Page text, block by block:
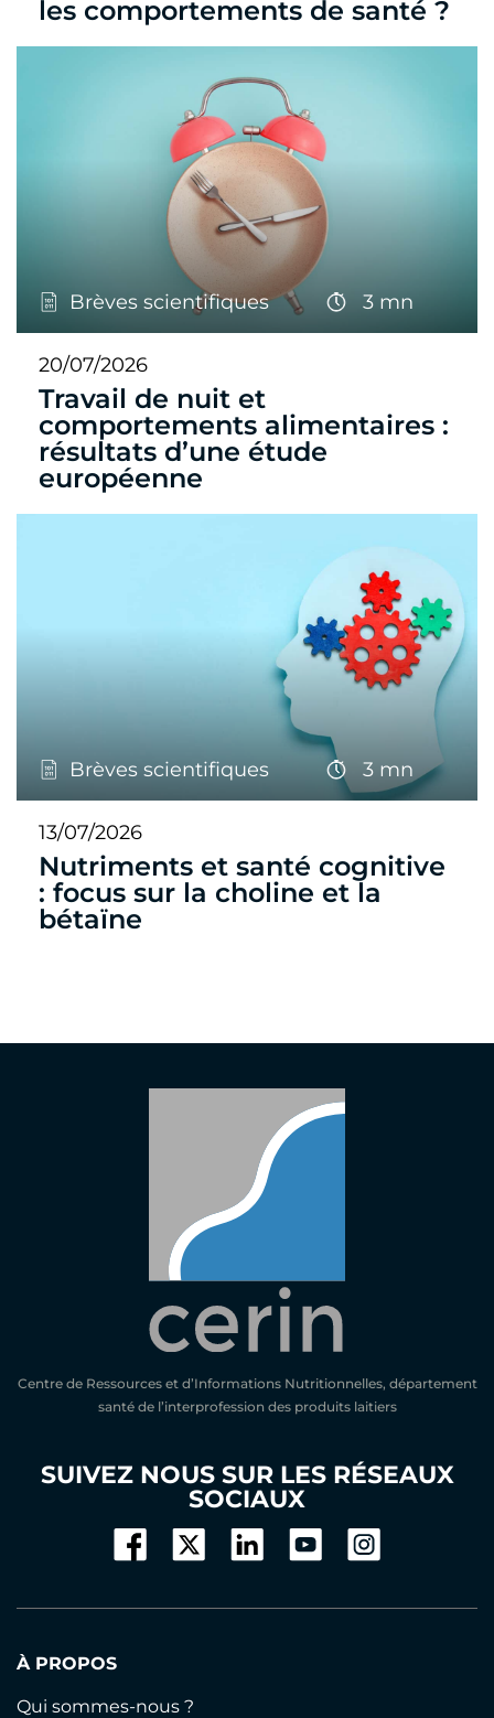
les comportements de santé ?
Brèves scientifiques 3 mn
20/07/2026
Travail de nuit et
comportements alimentaires :
résultats d’une étude
européenne
Brèves scientifiques 3 mn
13/07/2026
Nutriments et santé cognitive
: focus sur la choline et la
bétaïne
Centre de Ressources et d’Informations Nutritionnelles, département
santé de l’interprofession des produits laitiers
SUIVEZ NOUS SUR LES RÉSEAUX
SOCIAUX
À PROPOS
Qui sommes-nous ?